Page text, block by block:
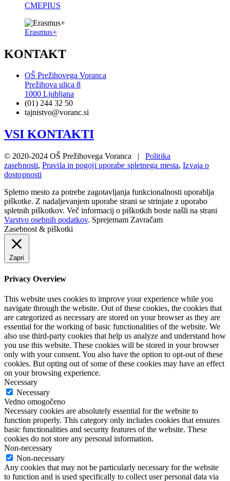
CMEPIUS
Erasmus+
KONTAKT
OŠ Prežihovega Voranca
Prežihova ulica 8
1000 Ljubljana
(01) 244 32 50
tajnistvo@voranc.si
VSI KONTAKTI
© 2020-2024 OŠ Prežihovega Voranca | Politika
zasebnosti, Pravila in pogoji uporabe spletnega mesta,Izvaja o
dostopnosti
Spletno mesto za potrebe zagotavljanja funkcionalnosti uporablja
piškotke. Z nadaljevanjem uporabe strani se strinjate z uporabo
spletnih piškotkov. Več informacij o piškotkih boste našli na strani
Varstvo osebnih podatkov. Sprejemam Zavračam
Zasebnost & piškotki
Zapri
Privacy Overview
This website uses cookies to improve your experience while you
navigate through the website. Out of these cookies, the cookies that
are categorized as necessary are stored on your browser as they are
essential for the working of basic functionalities of the website. We
also use third-party cookies that help us analyze and understand how
you use this website. These cookies will be stored in your browser
only with your consent. You also have the option to opt-out of these
cookies. But opting out of some of these cookies may have an effect
on your browsing experience.
Necessary
Necessary
Vedno omogočeno
Necessary cookies are absolutely essential for the website to
function properly. This category only includes cookies that ensures
basic functionalities and security features of the website. These
cookies do not store any personal information.
Non-necessary
Non-necessary
Any cookies that may not be particularly necessary for the website
to function and is used specifically to collect user personal data via